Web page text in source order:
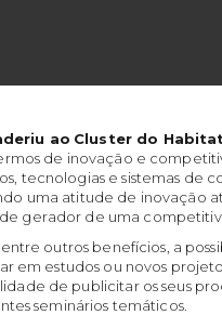
ao Cluster do
de inovação e
tecnologias e sistemas de
uma atitude de inovação
gerador de uma
outros benefícios, a
em estudos ou novos
de publicitar os seus
seminários temáticos.